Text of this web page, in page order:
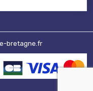
bretagne.fr